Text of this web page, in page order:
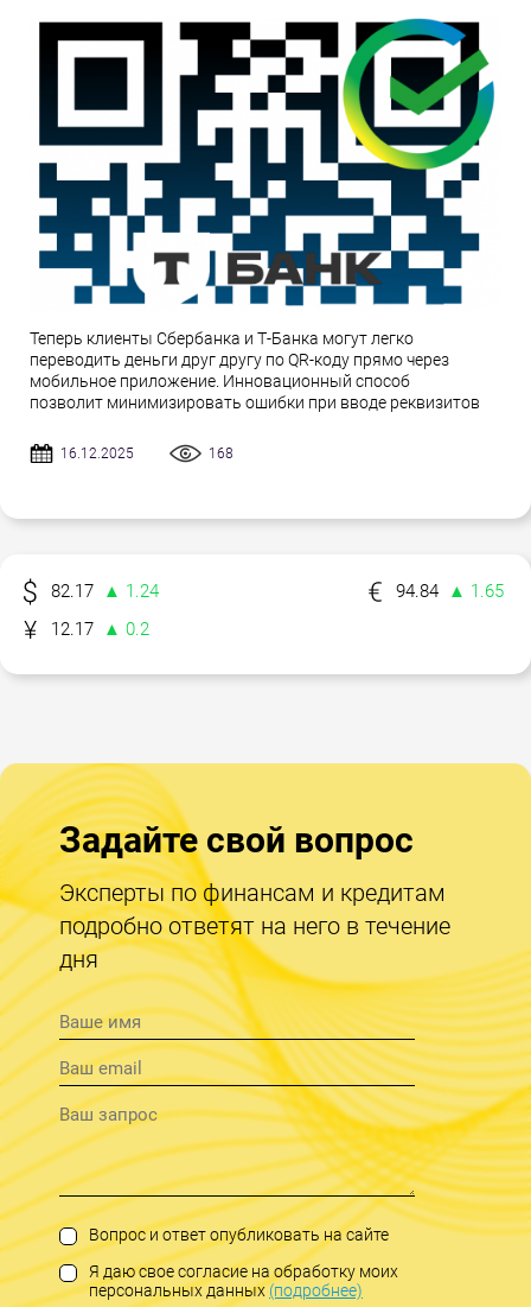
Теперь клиенты Сбербанка и Т-Банка могут легко
переводить деньги друг другу по QR-коду прямо через
мобильное приложение. Инновационный способ
позволит минимизировать ошибки при вводе реквизитов
16.12.2025 168
82.17 ▲ 1.24 94.84
▲ 1.65
12.17
▲ 0.2
Задайте свой вопрос
Эксперты по финансам и кредитам
подробно ответят на него в течение
дня
Вопрос и ответ опубликовать на сайте
Я даю свое согласие на обработку моих
персональных данных(подробнее)